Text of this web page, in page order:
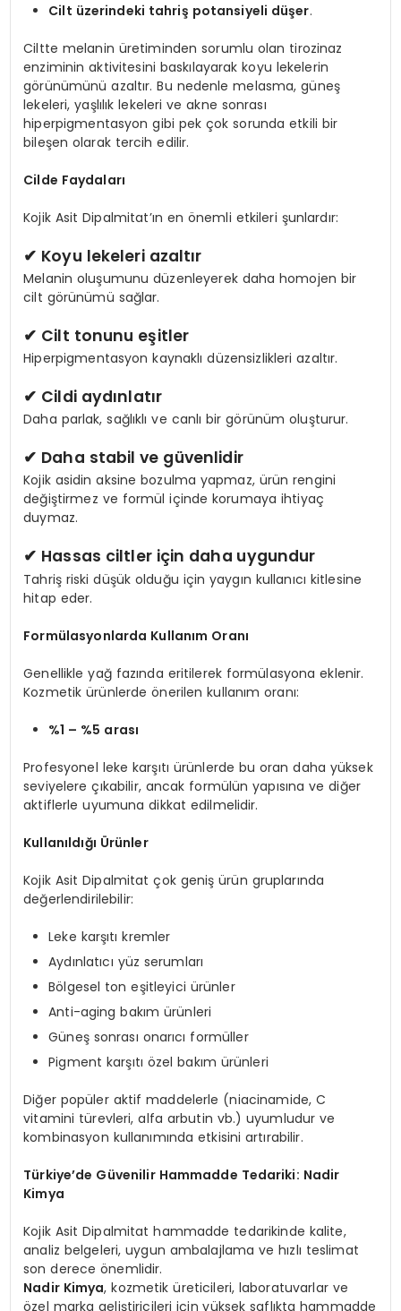
Cilt üzerindeki tahriş potansiyeli düşer.
Ciltte melanin üretiminden sorumlu olan tirozinaz
enziminin aktivitesini baskılayarak koyu lekelerin
görünümünü azaltır. Bu nedenle melasma, güneş
lekeleri, yaşlılık lekeleri ve akne sonrası
hiperpigmentasyon gibi pek çok sorunda etkili bir
bileşen olarak tercih edilir.
Cilde Faydaları
Kojik Asit Dipalmitat’ın en önemli etkileri şunlardır:
✔ Koyu lekeleri azaltır
Melanin oluşumunu düzenleyerek daha homojen bir
cilt görünümü sağlar.
✔ Cilt tonunu eşitler
Hiperpigmentasyon kaynaklı düzensizlikleri azaltır.
✔ Cildi aydınlatır
Daha parlak, sağlıklı ve canlı bir görünüm oluşturur.
✔ Daha stabil ve güvenlidir
Kojik asidin aksine bozulma yapmaz, ürün rengini
değiştirmez ve formül içinde korumaya ihtiyaç
duymaz.
✔ Hassas ciltler için daha uygundur
Tahriş riski düşük olduğu için yaygın kullanıcı kitlesine
hitap eder.
Formülasyonlarda Kullanım Oranı
Genellikle yağ fazında eritilerek formülasyona eklenir.
Kozmetik ürünlerde önerilen kullanım oranı:
%1 – %5 arası
Profesyonel leke karşıtı ürünlerde bu oran daha yüksek
seviyelere çıkabilir, ancak formülün yapısına ve diğer
aktiflerle uyumuna dikkat edilmelidir.
Kullanıldığı Ürünler
Kojik Asit Dipalmitat çok geniş ürün gruplarında
değerlendirilebilir:
Leke karşıtı kremler
Aydınlatıcı yüz serumları
Bölgesel ton eşitleyici ürünler
Anti-aging bakım ürünleri
Güneş sonrası onarıcı formüller
Pigment karşıtı özel bakım ürünleri
Diğer popüler aktif maddelerle (niacinamide, C
vitamini türevleri, alfa arbutin vb.) uyumludur ve
kombinasyon kullanımında etkisini artırabilir.
Türkiye’de Güvenilir Hammadde Tedariki: Nadir
Kimya
Kojik Asit Dipalmitat hammadde tedarikinde kalite,
analiz belgeleri, uygun ambalajlama ve hızlı teslimat
son derece önemlidir.
Nadir Kimya, kozmetik üreticileri, laboratuvarlar ve
özel marka geliştiricileri için yüksek saflıkta hammadde